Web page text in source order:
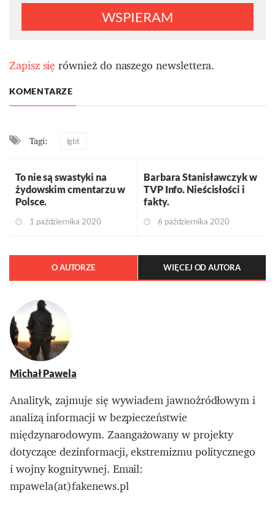
WSPIERAM
Zapisz sięrównież do naszego newslettera.
KOMENTARZE
Tagi: lgbt
To nie są swastyki na
żydowskim cmentarzu w
Polsce.
1 października 2020
Barbara Stanisławczyk w
TVP Info. Nieścisłości i
fakty.
6 października 2020
O AUTORZE WIĘCEJ OD AUTORA
Michał Pawela
Analityk, zajmuje się wywiadem jawnoźródłowym i
analizą informacji w bezpieczeństwie
międzynarodowym. Zaangażowany w projekty
dotyczące dezinformacji, ekstremizmu politycznego
i wojny kognitywnej. Email:
mpawela(at)fakenews.pl